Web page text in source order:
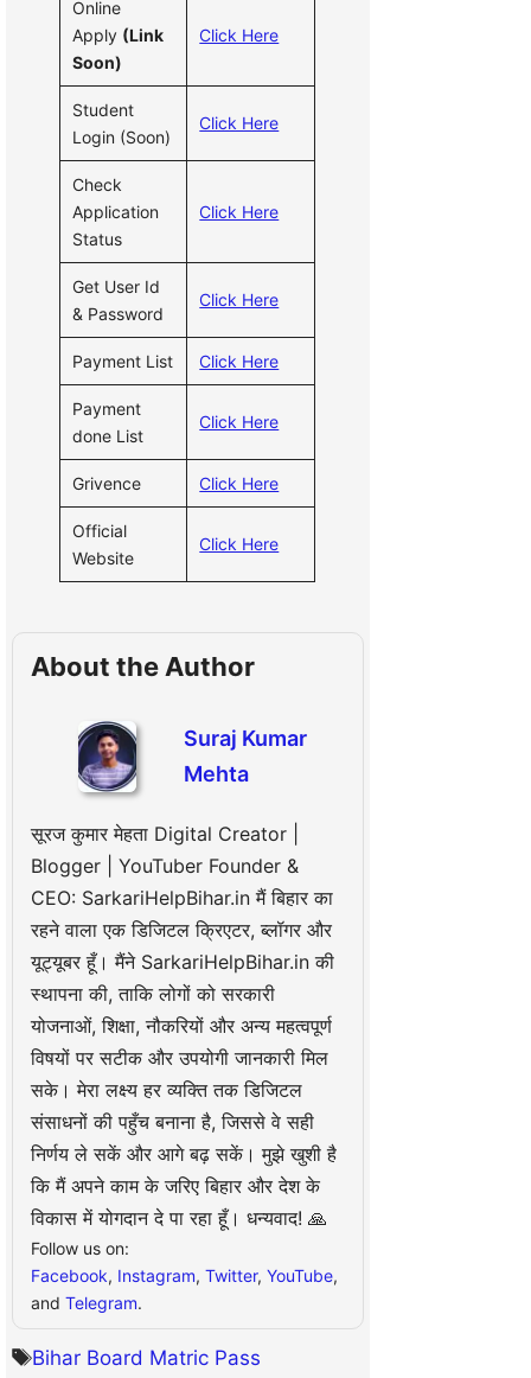
Online
Apply (Link
Soon)
Click Here
Student
Login (Soon)
Click Here
Check
Application
Status
Click Here
Get User Id
& Password
Click Here
Payment List Click Here
Payment
done List
Click Here
Grivence Click Here
Official
Website
Click Here
About the Author
Suraj Kumar
Mehta
सूरज कुमार मेहता Digital Creator |
Blogger | YouTuber Founder &
CEO: SarkariHelpBihar.in मैं बिहार का
रहने वाला एक डिजिटल क्रिएटर, ब्लॉगर और
यूट्यूबर हूँ। मैंने SarkariHelpBihar.in की
स्थापना की, ताकि लोगों को सरकारी
योजनाओं, शिक्षा, नौकरियों और अन्य महत्वपूर्ण
विषयों पर सटीक और उपयोगी जानकारी मिल
सके। मेरा लक्ष्य हर व्यक्ति तक डिजिटल
संसाधनों की पहुँच बनाना है, जिससे वे सही
निर्णय ले सकें और आगे बढ़ सकें। मुझे खुशी है
कि मैं अपने काम के जरिए बिहार और देश के
विकास में योगदान दे पा रहा हूँ। धन्यवाद! 🙏
Follow us on:
Facebook, Instagram, Twitter, YouTube,
and Telegram.
Bihar Board Matric Pass